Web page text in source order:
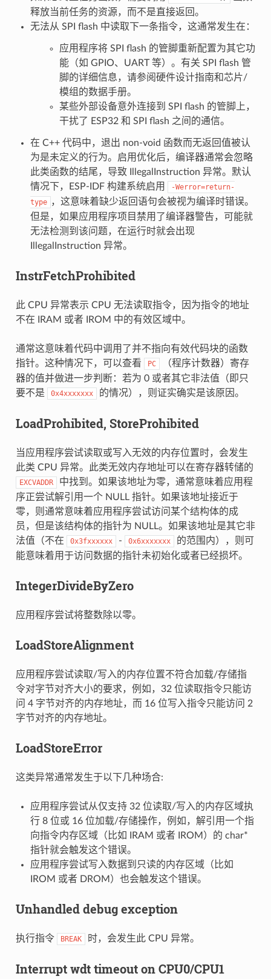
释放当前任务的资源，而不是直接返回。
无法从 SPI flash 中读取下一条指令，这通常发生在：
应用程序将 SPI flash 的管脚重新配置为其它功
能（如 GPIO、UART 等）。有关 SPI flash 管
脚的详细信息，请参阅硬件设计指南和芯片/
模组的数据手册。
某些外部设备意外连接到 SPI flash 的管脚上，
干扰了 ESP32 和 SPI flash 之间的通信。
在 C++ 代码中，退出 non-void 函数而无返回值被认
为是未定义的行为。启用优化后，编译器通常会忽略
此类函数的结尾，导致 IllegalInstruction 异常。默认
情况下，ESP-IDF 构建系统启用
-Werror=return-
type ，这意味着缺少返回语句会被视为编译时错误。
但是，如果应用程序项目禁用了编译器警告，可能就
无法检测到该问题，在运行时就会出现
IllegalInstruction 异常。
InstrFetchProhibited
此 CPU 异常表示 CPU 无法读取指令，因为指令的地址
不在 IRAM 或者 IROM 中的有效区域中。
通常这意味着代码中调用了并不指向有效代码块的函数
指针。这种情况下，可以查看
PC
（程序计数器）寄存
器的值并做进一步判断：若为 0 或者其它非法值（即只
要不是
0x4xxxxxxx 的情况），则证实确实是该原因。
LoadProhibited, StoreProhibited
当应用程序尝试读取或写入无效的内存位置时，会发生
此类 CPU 异常。此类无效内存地址可以在寄存器转储的
EXCVADDR
中找到。如果该地址为零，通常意味着应用程
序正尝试解引用一个 NULL 指针。如果该地址接近于
零，则通常意味着应用程序尝试访问某个结构体的成
员，但是该结构体的指针为 NULL。如果该地址是其它非
法值（不在
0x3fxxxxxx - 0x6xxxxxxx
的范围内），则可
能意味着用于访问数据的指针未初始化或者已经损坏。
IntegerDivideByZero
应用程序尝试将整数除以零。
LoadStoreAlignment
应用程序尝试读取/写入的内存位置不符合加载/存储指
令对字节对齐大小的要求，例如，32 位读取指令只能访
问 4 字节对齐的内存地址，而 16 位写入指令只能访问 2
字节对齐的内存地址。
LoadStoreError
这类异常通常发生于以下几种场合:
应用程序尝试从仅支持 32 位读取/写入的内存区域执
行 8 位或 16 位加载/存储操作，例如，解引用一个指
向指令内存区域（比如 IRAM 或者 IROM）的 char*
指针就会触发这个错误。
应用程序尝试写入数据到只读的内存区域（比如
IROM 或者 DROM）也会触发这个错误。
Unhandled debug exception
执行指令 BREAK 时，会发生此 CPU 异常。
Interrupt wdt timeout on CPU0/CPU1